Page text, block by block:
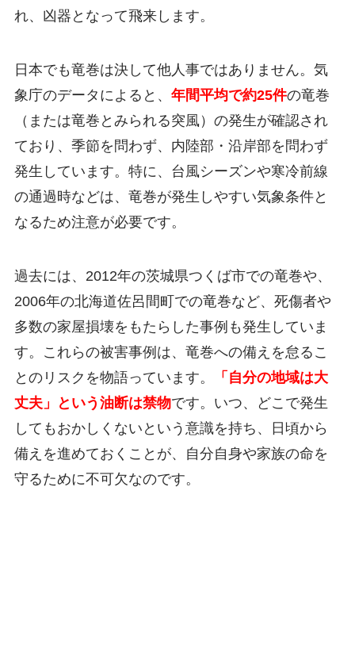
れ、凶器となって飛来します。
日本でも竜巻は決して他人事ではありません。気
象庁のデータによると、 年間平均で約25件の竜巻
（または竜巻とみられる突風）の発生が確認され
ており、季節を問わず、内陸部・沿岸部を問わず
発生しています。特に、台風シーズンや寒冷前線
の通過時などは、竜巻が発生しやすい気象条件と
なるため注意が必要です。
過去には、2012年の茨城県つくば市での竜巻や、
2006年の北海道佐呂間町での竜巻など、死傷者や
多数の家屋損壊をもたらした事例も発生していま
す。これらの被害事例は、竜巻への備えを怠るこ
とのリスクを物語っています。
「自分の地域は大
丈夫」という油断は禁物です。いつ、どこで発生
してもおかしくないという意識を持ち、日頃から
備えを進めておくことが、自分自身や家族の命を
守るために不可欠なのです。